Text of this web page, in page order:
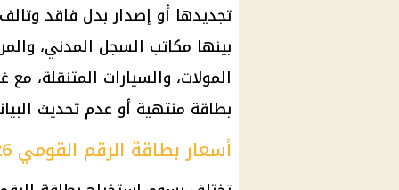
تجديدها أو إصدار بدل فاقد
بينها مكاتب السجل المدني،
المولات، والسيارات المتنقلة،
بطاقة منتهية أو عدم تحديث
أسعار بطاقة الرقم القومي 2026